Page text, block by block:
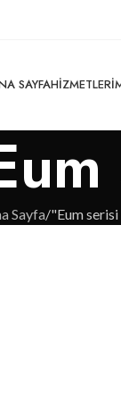
SAYFA
Sayfa "Eum serisi